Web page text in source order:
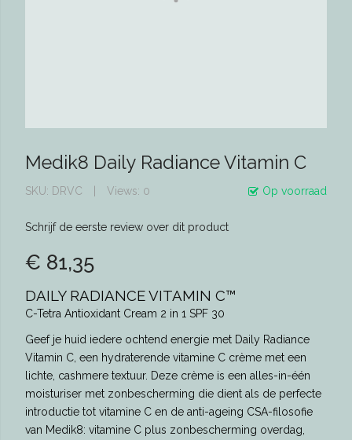
Medik8 Daily Radiance Vitamin C
Op voorraad
SKU DRVC Views: 0
Schrijf de eerste review over dit product
€ 81,35
DAILY RADIANCE VITAMIN C™
C-Tetra Antioxidant Cream 2 in 1 SPF 30
Geef je huid iedere ochtend energie met Daily Radiance
Vitamin C, een hydraterende vitamine C crème met een
lichte, cashmere textuur. Deze crème is een alles-in-één
moisturiser met zonbescherming die dient als de perfecte
introductie tot vitamine C en de anti-ageing CSA-filosofie
van Medik8: vitamine C plus zonbescherming overdag,